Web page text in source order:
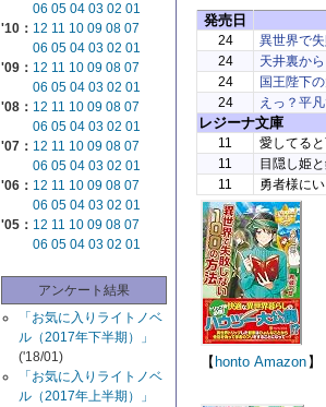
06 05 04 03 02 01
'10： 12 11 10 09 08 07
06 05 04 03 02 01
'09： 12 11 10 09 08 07
06 05 04 03 02 01
'08： 12 11 10 09 08 07
06 05 04 03 02 01
'07： 12 11 10 09 08 07
06 05 04 03 02 01
'06： 12 11 10 09 08 07
06 05 04 03 02 01
'05： 12 11 10 09 08 07
06 05 04 03 02 01
アンケート結果
「お気に入りライトノベ
ル（2017年下半期）」
('18/01)
「お気に入りライトノベ
ル（2017年上半期）」
発売日
24 異世界で
24
天井裏か
24
国王陛下
24
えっ？平
レジーナ文庫
11 愛してる
11
目隠し姫
11
勇者様に
【honto Amazon】